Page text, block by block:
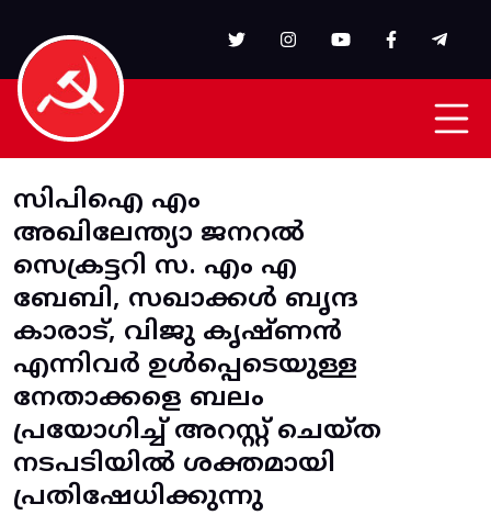
സിപിഐ എം
അഖിലേന്ത്യാ ജനറല്‍
സെക്രട്ടറി സ. എം എ
ബേബി, സഖാക്കള്‍ ബൃന്ദ
കാരാട്‌, വിജു കൃഷ്‌ണന്‍
എന്നിവർ ഉള്‍പ്പെടെയുള്ള
നേതാക്കളെ ബലം
പ്രയോഗിച്ച്‌ അറസ്റ്റ്‌ ചെയ്‌ത
നടപടിയില്‍ ശക്തമായി
പ്രതിഷേധിക്കുന്നു